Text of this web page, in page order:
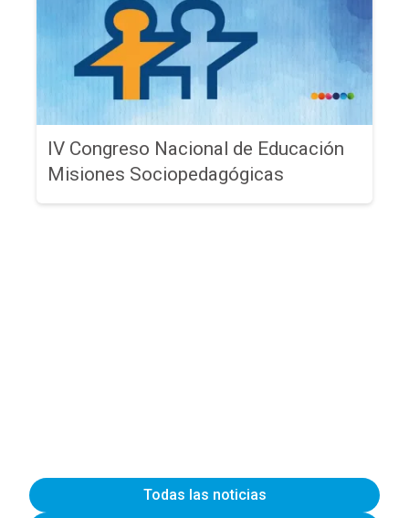
IV Congreso Nacional de Educación
Misiones Sociopedagógicas
Todas las noticias